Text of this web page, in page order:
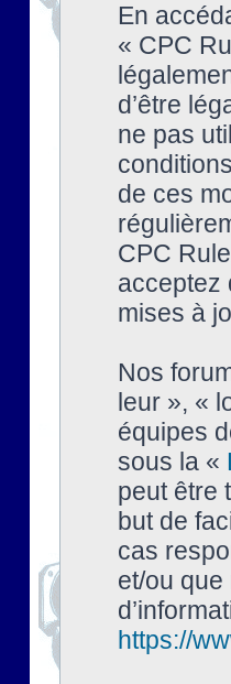
En
« CPC
d’être
ne pas
de ces
CPC
acceptez
mises à
Nos
leur », «
équipes
sous la «
peut être
but de
cas
et/ou que
https://